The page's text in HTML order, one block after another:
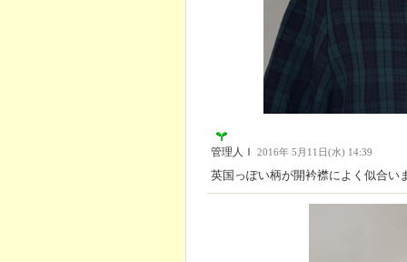
管理人Ｉ 2016年 5月11日(水) 14:39
英国っぽい柄が開衿襟によく似合い